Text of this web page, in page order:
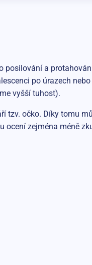
posilování a
po úrazech
vyšší tuhost).
tzv. očko. Díky tomu
zejména méně